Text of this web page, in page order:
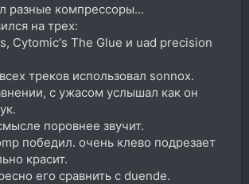
разные компрессоры...
на трех:
Cytomic's The Glue и uad precision
треков использовал sonnox.
с ужасом услышал как он
поровнее звучит.
победил. очень клево подрезает
красит.
его сравнить с duende.